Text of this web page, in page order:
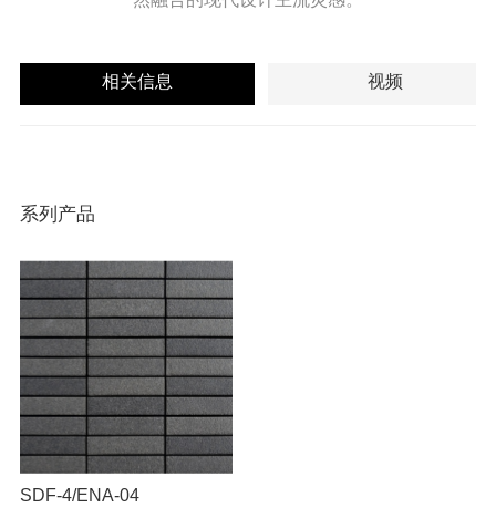
相关信息 视频
系列产品
SDF-4/ENA-04